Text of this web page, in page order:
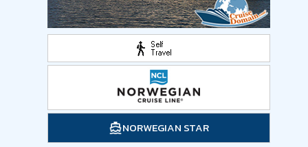
NORWEGIAN STAR